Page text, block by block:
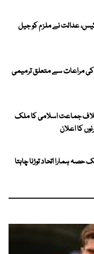
عدالت نے ملزم کو جیل
کی مراعات سے متعلق ترمیمی
خلاف جماعت اسلامی کا ملک
حصہ ہمارا اتحاد توڑنا چاہتا